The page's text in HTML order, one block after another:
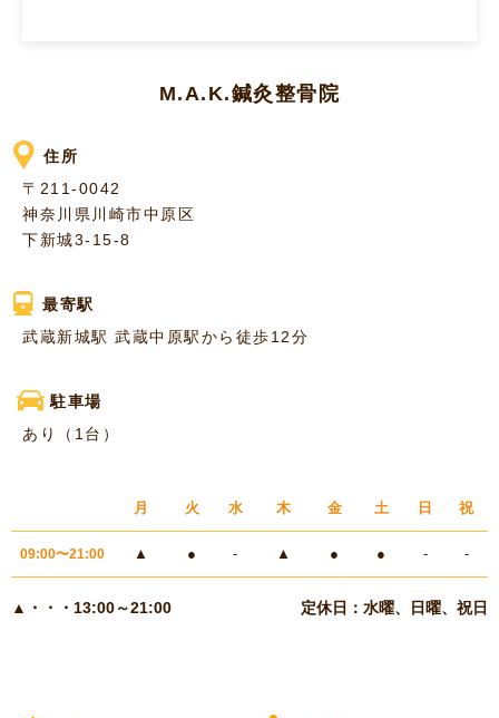
M.A.K.鍼灸整骨院
住所
〒211-0042
神奈川県川崎市中原区
下新城3-15-8
最寄駅
武蔵新城駅 武蔵中原駅から徒歩12分
駐車場
あり（1台）
月 火 水 木 金 土 日 祝
09:00〜21:00 ▲ ● - ▲ ● ● - -
▲・・・13:00～21:00 定休日：水曜、日曜、祝日